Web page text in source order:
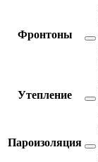
Фронтоны
Утепление
Пароизоляция